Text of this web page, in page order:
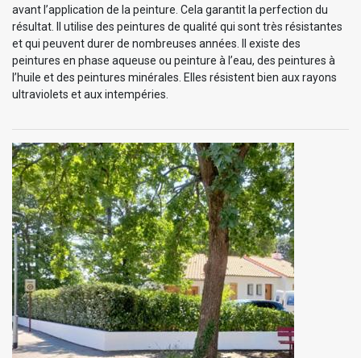
avant l’application de la peinture. Cela garantit la perfection du
résultat. Il utilise des peintures de qualité qui sont très résistantes
et qui peuvent durer de nombreuses années. Il existe des
peintures en phase aqueuse ou peinture à l’eau, des peintures à
l’huile et des peintures minérales. Elles résistent bien aux rayons
ultraviolets et aux intempéries.